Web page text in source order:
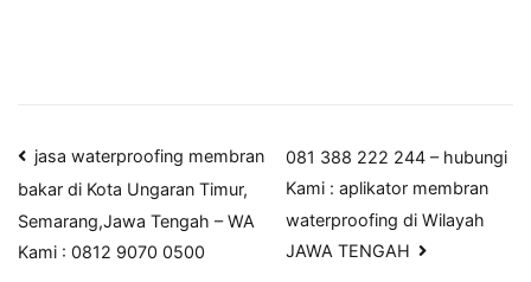
Post
navigation
jasa waterproofing membran
bakar di Kota Ungaran Timur,
Semarang,Jawa Tengah – WA
Kami : 0812 9070 0500
081 388 222 244 – hubungi
Kami : aplikator membran
waterproofing di Wilayah
JAWA TENGAH